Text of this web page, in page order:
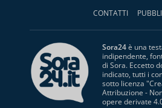
CONTATTI
Sora24è una
indipendente,
di Sora. Eccetto
indicato, tutti i
sotto licenza "
Attribuzione -
opere derivate